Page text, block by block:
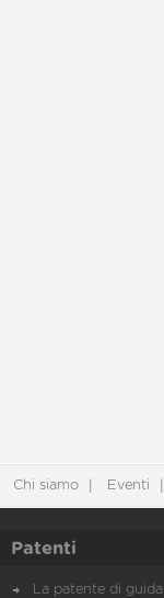
Chi siamo Eventi
Patenti
La patente di guida